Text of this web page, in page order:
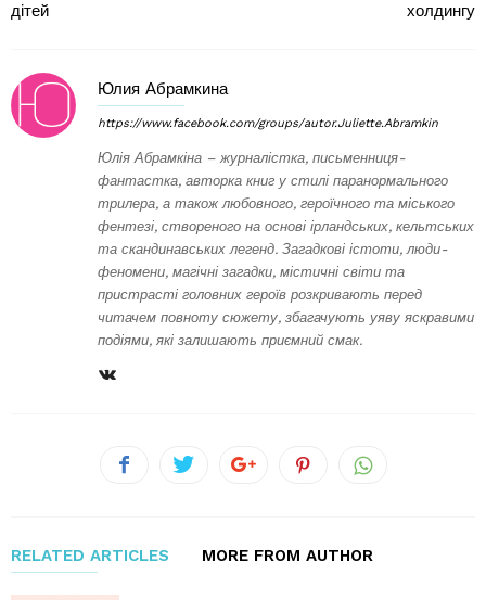
дітей
холдингу
Юлия Абрамкина
https://www.facebook.com/groups/autor.Juliette.Abramkin
Юлія Абрамкіна – журналістка, письменниця-
фантастка, авторка книг у стилі паранормального
трилера, а також любовного, героїчного та міського
фентезі, створеного на основі ірландських, кельтських
та скандинавських легенд. Загадкові істоти, люди-
феномени, магічні загадки, містичні світи та
пристрасті головних героїв розкривають перед
читачем повноту сюжету, збагачують уяву яскравими
подіями, які залишають приємний смак.
RELATED ARTICLES MORE FROM AUTHOR